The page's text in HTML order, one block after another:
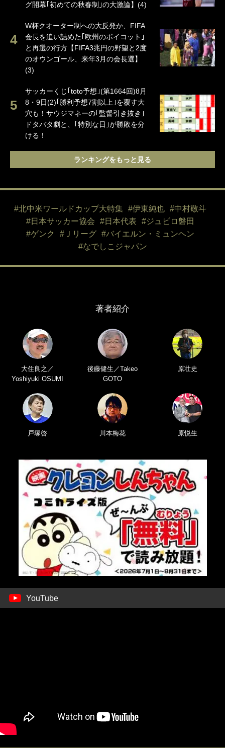
グ開幕｢初めての秋春制｣の大激論】(4)
W杯クオーター制への大反発か、FIFA
会長を追い詰めた｢欧州のボイコット｣
と再選の行方【FIFA3兆円の野望と2度
のオウンゴール、来年3月の会長選】
(3)
サッカーくじ｢toto予想｣(第1664回)8月
8・9日(2)｢勝利予想7割以上｣を覆す大
穴も！サウジマネーの｢監督引き抜き｣
ドタバタ劇と、｢特別な日｣が勝敗を分
ける！
ランキングをもっと見る
#北中米ワールドカップ大特集 #伊東純也
#中村敬斗
#日本サッカー協会
#日本代表
#ジュビロ磐田
#ゲンク
#Ｊリーグ
#バイエルン・ミュンヘン
#なでしこジャパン
著者紹介
大住良之／
Yoshiyuki OSUMI
後藤健生／Takeo
GOTO
原壮史
戸塚啓 川本梅花 原悦生
YouTube